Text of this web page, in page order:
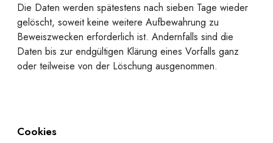
Die Daten werden spätestens nach sieben Tage wieder
gelöscht, soweit keine weitere Aufbewahrung zu
Beweiszwecken erforderlich ist. Andernfalls sind die
Daten bis zur endgültigen Klärung eines Vorfalls ganz
oder teilweise von der Löschung ausgenommen.
Cookies